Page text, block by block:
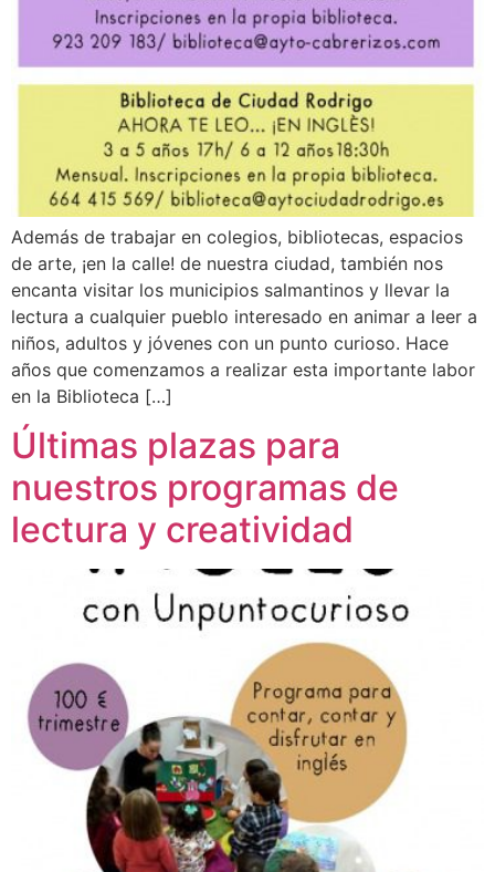
Además de trabajar en colegios, bibliotecas, espacios
de arte, ¡en la calle! de nuestra ciudad, también nos
encanta visitar los municipios salmantinos y llevar la
lectura a cualquier pueblo interesado en animar a leer a
niños, adultos y jóvenes con un punto curioso. Hace
años que comenzamos a realizar esta importante labor
en la Biblioteca […]
Últimas plazas para
nuestros programas de
lectura y creatividad